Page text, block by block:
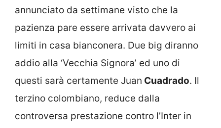
annunciato da settimane visto che la
pazienza pare essere arrivata davvero ai
limiti in casa bianconera. Due big diranno
addio alla ‘Vecchia Signora’ ed uno di
questi sarà certamente Juan Cuadrado. Il
terzino colombiano, reduce dalla
controversa prestazione contro l’Inter in